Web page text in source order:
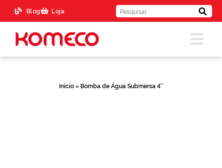
Blog Loja
Início» Bomba de Água Submersa 4″